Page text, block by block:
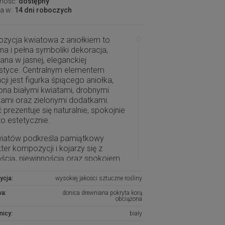
w: 14 dni roboczych
kwiatowa z aniołkiem to
i pełna symboliki dekoracja,
w jasnej, eleganckiej
Centralnym elementem
jest figurka śpiącego aniołka,
białymi kwiatami, drobnymi
oraz zielonymi dodatkami.
prezentuje się naturalnie, spokojnie
estetycznie.
podkreśla pamiątkowy
kompozycji i kojarzy się z
niewinnością oraz spokojem.
duchowy wymiar, dlatego
szczególnie dobrze sprawdzi
również ustawiona na grobie
osoby lub w miejscu pamięci.
wysokiej jakości sztuczne rośliny
donica drewniana pokryta korą
obciążona
biały